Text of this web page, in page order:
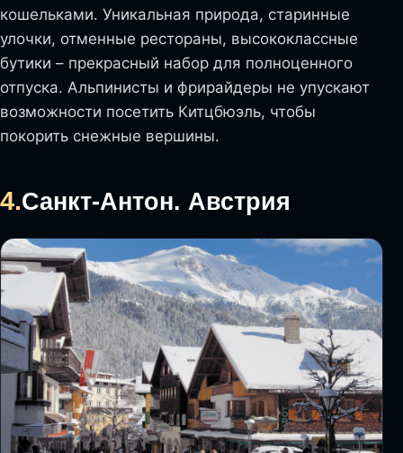
кошельками. Уникальная природа, старинные
улочки, отменные рестораны, высококлассные
бутики – прекрасный набор для полноценного
отпуска. Альпинисты и фрирайдеры не упускают
возможности посетить Китцбюэль, чтобы
покорить снежные вершины.
4.Санкт-Антон. Австрия